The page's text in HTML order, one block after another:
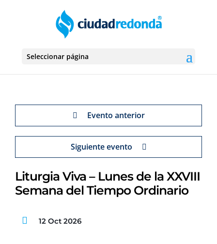
Seleccionar página
Evento anterior
Siguiente evento
Liturgia Viva – Lunes de la XXVIII
Semana del Tiempo Ordinario
12 Oct 2026